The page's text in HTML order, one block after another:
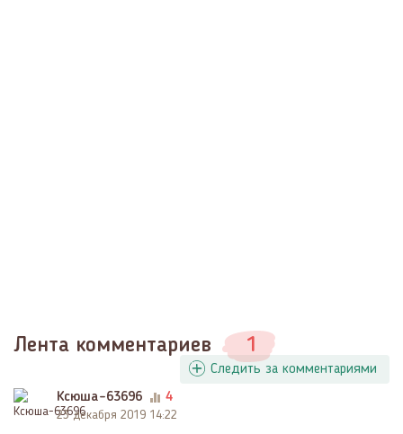
Лента комментариев 1
Следить за комментариями
Ксюша-63696
4
23 декабря 2019 14:22